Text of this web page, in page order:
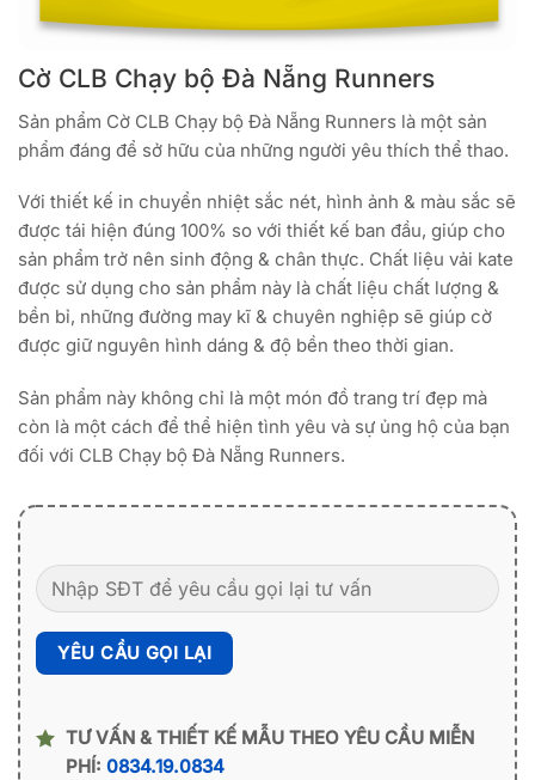
Cờ CLB Chạy bộ Đà Nẵng Runners
Sản phẩm Cờ CLB Chạy bộ Đà Nẵng Runners là một sản
phẩm đáng để sở hữu của những người yêu thích thể thao.
Với thiết kế in chuyển nhiệt sắc nét, hình ảnh & màu sắc sẽ
được tái hiện đúng 100% so với thiết kế ban đầu, giúp cho
sản phẩm trở nên sinh động & chân thực. Chất liệu vải kate
được sử dụng cho sản phẩm này là chất liệu chất lượng &
bền bỉ, những đường may kĩ & chuyên nghiệp sẽ giúp cờ
được giữ nguyên hình dáng & độ bền theo thời gian.
Sản phẩm này không chỉ là một món đồ trang trí đẹp mà
còn là một cách để thể hiện tình yêu và sự ủng hộ của bạn
đối với CLB Chạy bộ Đà Nẵng Runners.
TƯ VẤN & THIẾT KẾ MẪU THEO YÊU CẦU MIỄN
PHÍ: 0834.19.0834